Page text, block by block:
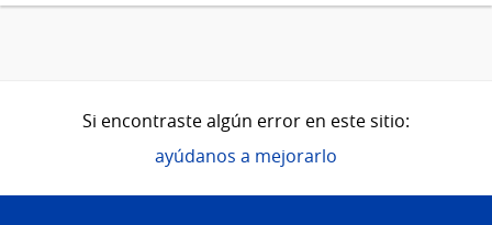
Si encontraste algún error en este sitio:
ayúdanos a mejorarlo